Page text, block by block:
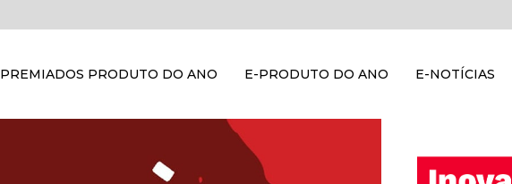
PREMIADOS PRODUTO DO ANO E-PRODUTO DO ANO E-NOTÍCIAS